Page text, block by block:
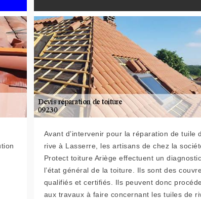
Avant d’intervenir pour la réparation de tuile
rive à Lasserre, les artisans de chez la
Protect toiture Ariège effectuent un
l’état général de la toiture. Ils sont des
qualifiés et certifiés. Ils peuvent donc
aux travaux à faire concernant les tuiles de